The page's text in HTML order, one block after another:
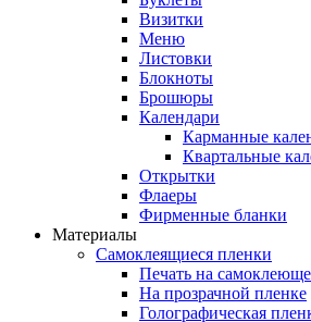
Визитки
Меню
Листовки
Блокноты
Брошюры
Календари
Карманные
Квартальные
Открытки
Флаеры
Фирменные бланки
Материалы
Самоклеящиеся пленки
Печать на
На прозрачной пленке
Голографическая